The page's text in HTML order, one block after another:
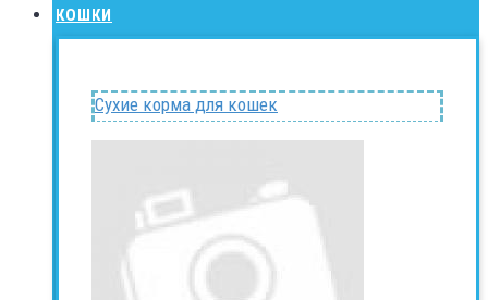
КОШКИ
Сухие корма для кошек